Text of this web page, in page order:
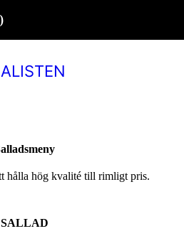
hålla hög kvalité till rimligt pris.
SALLAD